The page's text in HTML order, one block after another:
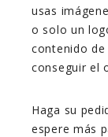
usas
o solo un
contenido
conseguir el
Haga su
espere más